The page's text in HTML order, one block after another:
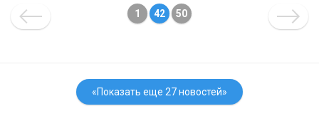
1 42 50
«Показать еще 27 новостей»